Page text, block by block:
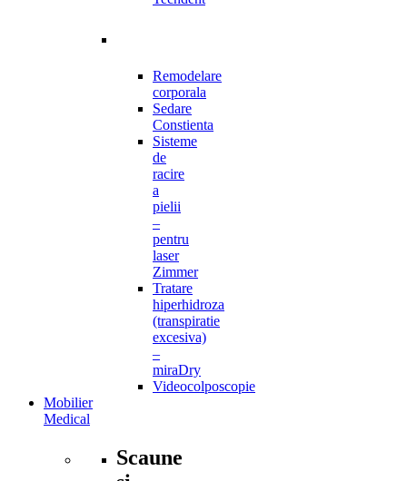
Remodelare
corporala
Sedare
Constienta
Sisteme
de
racire
a
pielii
–
pentru
laser
Zimmer
Tratare
hiperhidroza
(transpiratie
excesiva)
–
miraDry
Videocolposcopie
Mobilier
Medical
Scaune